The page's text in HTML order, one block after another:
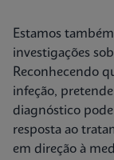
Estamos
investigações
Reconhecendo
infeção,
diagnóstico
resposta ao
em direção à